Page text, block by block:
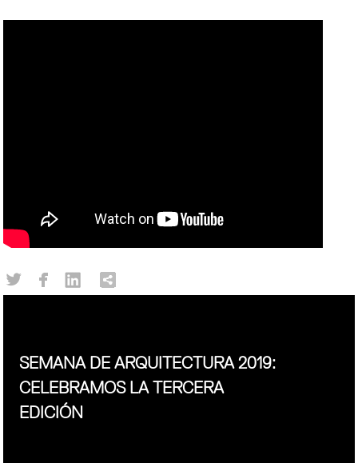
SEMANA DE ARQUITECTURA 2019:
CELEBRAMOS LA TERCERA
EDICIÓN